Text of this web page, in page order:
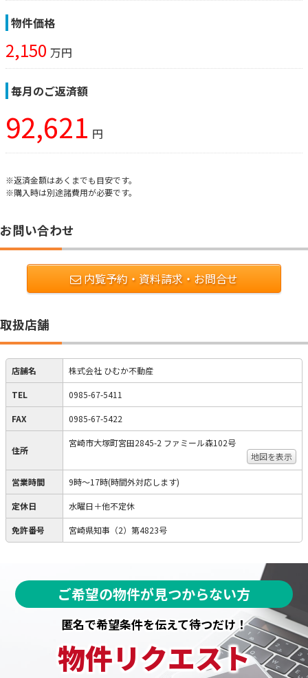
物件価格
2,150 万円
毎月のご返済額
92,621 円
※返済金額はあくまでも目安です。
※購入時は別途諸費用が必要です。
お問い合わせ
内覧予約・資料請求・お問合せ
取扱店舗
店舗名 株式会社 ひむか不動産
TEL 0985-67-5411
FAX 0985-67-5422
住所
宮崎市大塚町宮田2845-2 ファミール森102号
地図を表示
営業時間 9時～17時(時間外対応します)
定休日 水曜日＋他不定休
免許番号 宮崎県知事（2）第4823号
ご希望の物件が見つからない方
匿名で希望条件を伝えて待つだけ！
物件リクエスト